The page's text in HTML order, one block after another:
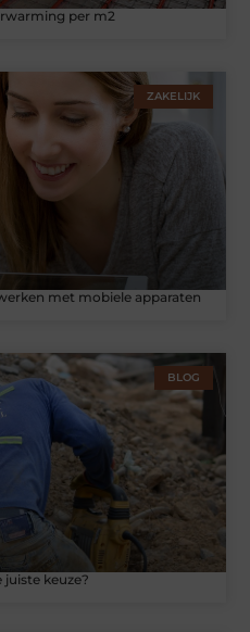
per m2
ZAKELIJK
met mobiele apparaten
BLOG
juiste keuze?